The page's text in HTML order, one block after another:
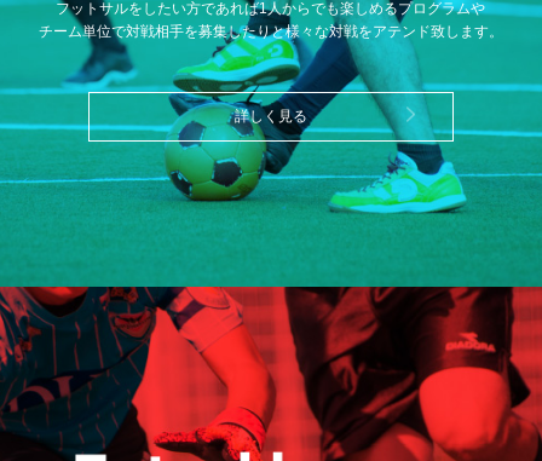
フットサルをしたい方であれば1人からでも楽しめるプログラムや
チーム単位で対戦相手を募集したりと様々な対戦をアテンド致します。
詳しく見る